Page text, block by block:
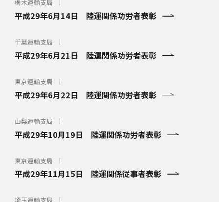
栃木運輸支局
平成29年6月14日 陸運関係功労者表彰
千葉運輸支局
平成29年6月21日 陸運関係功労者表彰
東京運輸支局
平成29年6月22日 陸運関係功労者表彰
山梨運輸支局
平成29年10月19日 陸運関係功労者表彰
東京運輸支局
平成29年11月15日 陸運関係従事者表彰
埼玉運輸支局